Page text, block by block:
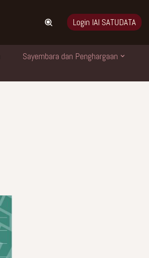
Login IAI SATUDATA
Sayembara dan Penghargaan